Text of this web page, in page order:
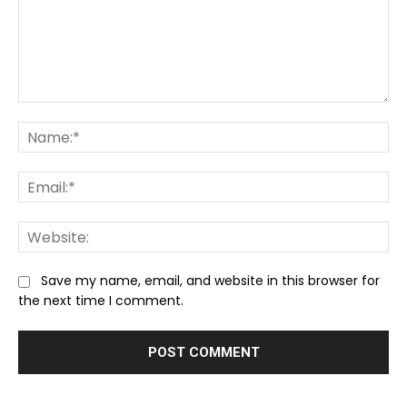
Save my name, email, and website in this browser for
the next time I comment.